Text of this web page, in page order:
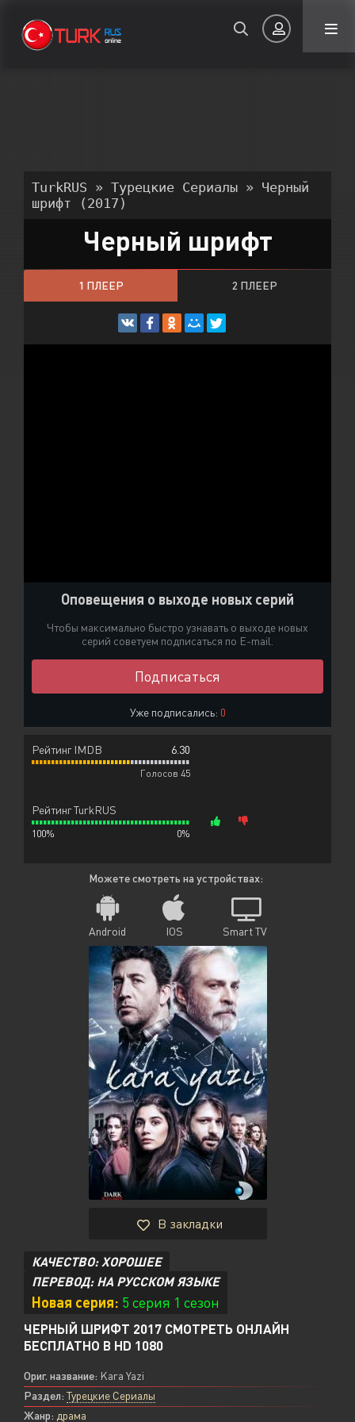
Запомнить
ВОЙТИ НА САЙТ
Или войти через
TurkRUS » Турецкие Сериалы » Черный
шрифт (2017)
Черный шрифт
1 ПЛЕЕР 2 ПЛЕЕР
3 ПЛЕЕР
Оповещения о выходе новых серий
Чтобы максимально быстро узнавать о выходе новых
серий советуем подписаться по E-mail.
Подписаться
Уже подписались: 0
Рейтинг IMDB 6.30
Голосов 45
Рейтинг TurkRUS
100% 0%
Можете смотреть на устройствах:
Android IOS Smart TV
В закладки
КАЧЕСТВО: ХОРОШЕЕ
ПЕРЕВОД: НА РУССКОМ ЯЗЫКЕ
Новая серия: 5 серия 1 сезон
ЧЕРНЫЙ ШРИФТ 2017 СМОТРЕТЬ ОНЛАЙН
БЕСПЛАТНО В HD 1080
Ориг. название: Kara Yazi
Раздел: Турецкие Сериалы
Жанр: драма